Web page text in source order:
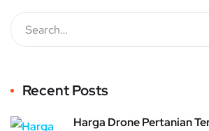
Recent Posts
Harga Drone Pertanian